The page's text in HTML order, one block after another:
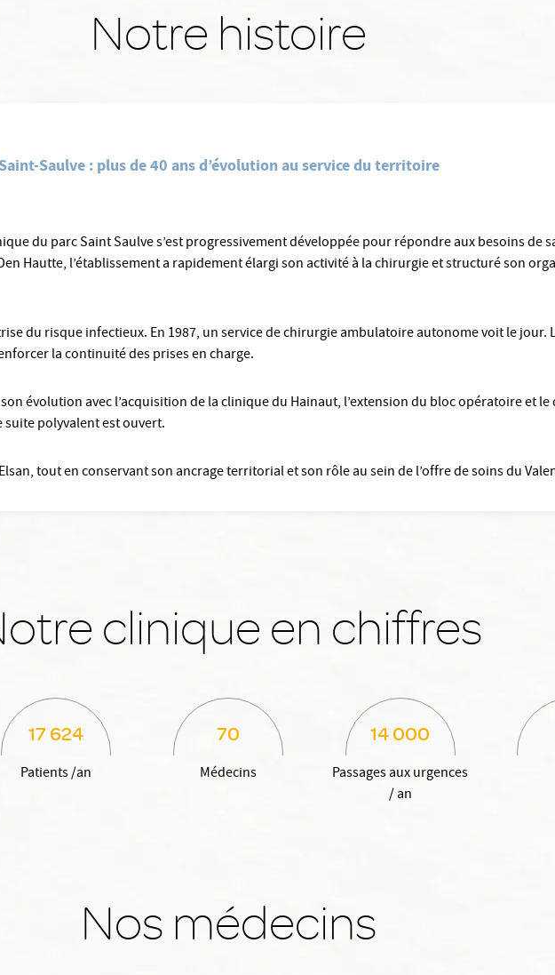
Notre histoire
Saulve : plus de 40 ans d’évolution au service du territoire
du parc Saint Saulve s’est progressivement développée pour répondre aux besoins de
Hautte, l’établissement a rapidement élargi son activité à la chirurgie et structuré son
du risque infectieux. En 1987, un service de chirurgie ambulatoire autonome voit le jour.
la continuité des prises en charge.
évolution avec l’acquisition de la clinique du Hainaut, l’extension du bloc opératoire et
suite polyvalent est ouvert.
tout en conservant son ancrage territorial et son rôle au sein de l’offre de soins du
clinique en chiffres
17 624
Patients /an
70
Médecins
14 000
Passages aux urgences
/ an
Nos médecins